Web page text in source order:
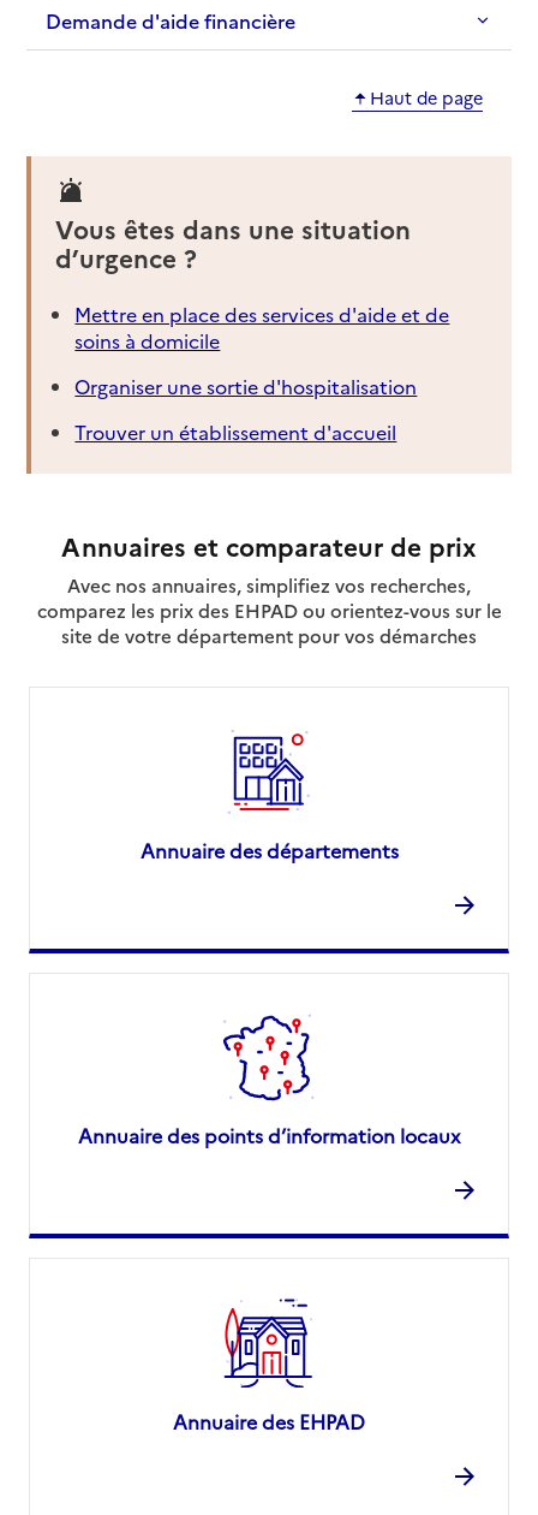
Demande d'aide financière
Haut de page
Vous êtes dans une situation
d’urgence ?
Mettre en place des services d'aide et de
soins à domicile
Organiser une sortie d'hospitalisation
Trouver un établissement d'accueil
Annuaires et comparateur de prix
Avec nos annuaires, simplifiez vos recherches,
comparez les prix des EHPAD ou orientez-vous sur le
site de votre département pour vos démarches
Annuaire des départements
Annuaire des points d’information locaux
Annuaire des EHPAD